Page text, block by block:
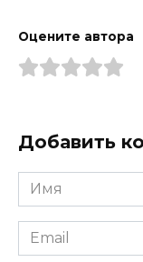
Оцените автора
Добавить
Имя
*
Email
*